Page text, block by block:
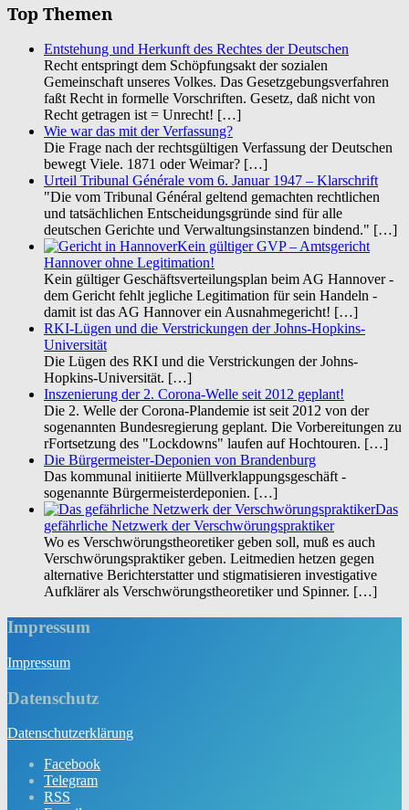
Top Themen
Entstehung und Herkunft des Rechtes der Deutschen
Recht entspringt dem Schöpfungsakt der sozialen
Gemeinschaft unseres Volkes. Das Gesetzgebungsverfahren
faßt Recht in formelle Vorschriften. Gesetz, daß nicht von
Recht getragen ist = Unrecht! […]
Wie war das mit der Verfassung?
Die Frage nach der rechtsgültigen Verfassung der Deutschen
bewegt Viele. 1871 oder Weimar? […]
Urteil Tribunal Générale vom 6. Januar 1947 – Klarschrift
"Die vom Tribunal Général geltend gemachten rechtlichen
und tatsächlichen Entscheidungsgründe sind für alle
deutschen Gerichte und Verwaltungsinstanzen bindend." […]
Kein gültiger GVP – Amtsgericht
Hannover ohne Legitimation!
Kein gültiger Geschäftsverteilungsplan beim AG Hannover -
dem Gericht fehlt jegliche Legitimation für sein Handeln -
damit ist das AG Hannover ein Ausnahmegericht! […]
RKI-Lügen und die Verstrickungen der Johns-Hopkins-
Universität
Die Lügen des RKI und die Verstrickungen der Johns-
Hopkins-Universität. […]
Inszenierung der 2. Corona-Welle seit 2012 geplant!
Die 2. Welle der Corona-Plandemie ist seit 2012 von der
sogenannten Bundesregierung geplant. Die Vorbereitungen zu
rFortsetzung des "Lockdowns" laufen auf Hochtouren. […]
Die Bürgermeister-Deponien von Brandenburg
Das kommunal initiierte Müllverklappungsgeschäft -
sogenannte Bürgermeisterdeponien. […]
Das
gefährliche Netzwerk der Verschwörungspraktiker
Wo es Verschwörungstheoretiker geben soll, muß es auch
Verschwörungspraktiker geben. Leitmedien hetzen gegen
alternative Berichterstatter und stigmatisieren investigative
Aufklärer als Verschwörungstheoretiker und Spinner. […]
Impressum
Impres­sum
Datenschutz
Daten­schutz­er­klä­rung
Facebook
Telegram
RSS